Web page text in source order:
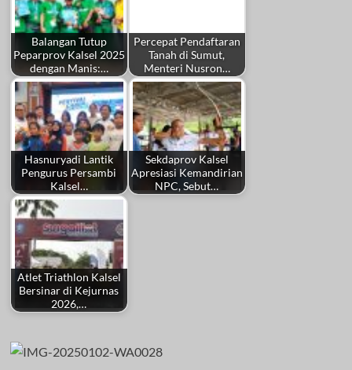
Balangan Tutup
Peparprov Kalsel 2025
dengan Manis:…
Percepat Pendaftaran
Tanah di Sumut,
Menteri Nusron…
Hasnuryadi Lantik
Pengurus Persambi
Kalsel…
Sekdaprov Kalsel
Apresiasi Kemandirian
NPC, Sebut…
Atlet Triathlon Kalsel
Bersinar di Kejurnas
2026,…